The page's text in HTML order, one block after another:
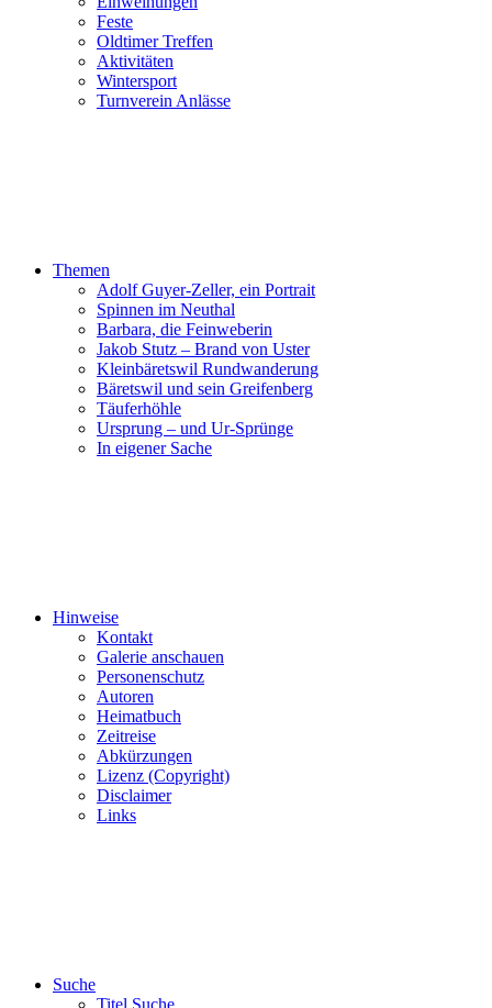
Feste
Oldtimer Treffen
Aktivitäten
Wintersport
Turnverein Anlässe
Themen
Adolf Guyer-Zeller, ein Portrait
Spinnen im Neuthal
Barbara, die Feinweberin
Jakob Stutz – Brand von Uster
Kleinbäretswil Rundwanderung
Bäretswil und sein Greifenberg
Täuferhöhle
Ursprung – und Ur-Sprünge
In eigener Sache
Hinweise
Kontakt
Galerie anschauen
Personenschutz
Autoren
Heimatbuch
Zeitreise
Abkürzungen
Lizenz (Copyright)
Disclaimer
Links
Suche
Titel Suche